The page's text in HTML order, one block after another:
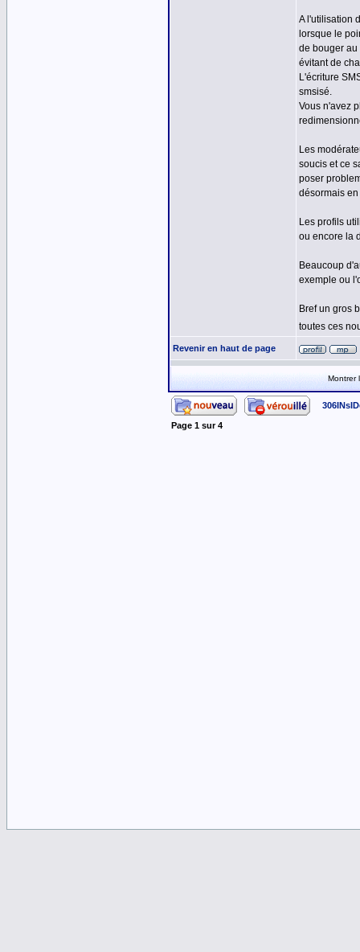
A l'utilisation
lorsque le
de bouger au
évitant de
L'écriture
smsisé.
Vous n'avez
Les
soucis et ce
poser
désormais
Les profils
ou encore la
Beaucoup
exemple ou
Bref un gros
toutes ces
Revenir en haut de page
Montrer
Page 1 sur4